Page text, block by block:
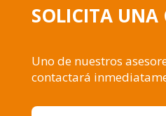
SOLICITA UNA
Uno de nuestros
contactará